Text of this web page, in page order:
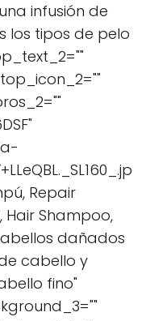
infusión de
los tipos de pelo
Repair
Shampoo,
dañados
cabello y
fino"